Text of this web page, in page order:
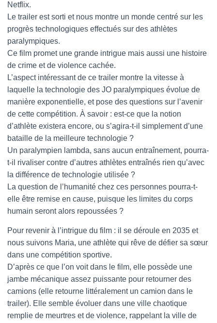
A
N
Netflix.
Le trailer est sorti et nous montre un monde centré sur les
progrès technologiques effectués sur des athlètes
paralympiques.
Ce film promet une grande intrigue mais aussi une histoire
de crime et de violence cachée.
L’aspect intéressant de ce trailer montre la vitesse à
laquelle la technologie des JO paralympiques évolue de
manière exponentielle, et pose des questions sur l’avenir
de cette compétition. À savoir : est-ce que la notion
d’athlète existera encore, ou s’agira-t-il simplement d’une
bataille de la meilleure technologie ?
Un paralympien lambda, sans aucun entraînement, pourra-
t-il rivaliser contre d’autres athlètes entraînés rien qu’avec
la différence de technologie utilisée ?
La question de l’humanité chez ces personnes pourra-t-
elle être remise en cause, puisque les limites du corps
humain seront alors repoussées ?
Pour revenir à l’intrigue du film : il se déroule en 2035 et
nous suivons Maria, une athlète qui rêve de défier sa sœur
dans une compétition sportive.
D’après ce que l’on voit dans le film, elle possède une
jambe mécanique assez puissante pour retourner des
camions (elle retourne littéralement un camion dans le
trailer). Elle semble évoluer dans une ville chaotique
remplie de meurtres et de violence, rappelant la ville de